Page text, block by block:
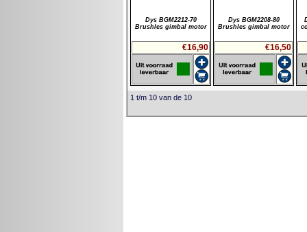
Dys BGM2212-70
Brushles gimbal motor
€16,90
Dys BGM2208-80
Brushles gimbal motor
€16,50
1 t/m 10 van de 10